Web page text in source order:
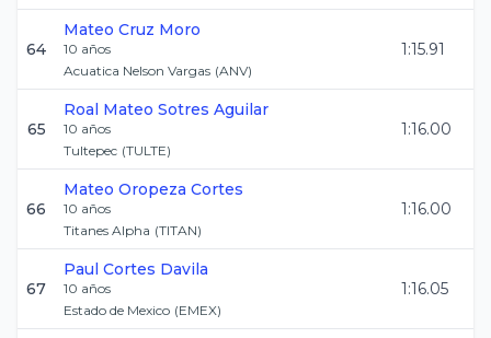
64
Mateo Cruz Moro
10 años
Acuatica Nelson Vargas (ANV)
1:15.91
65
Roal Mateo Sotres Aguilar
10 años
Tultepec (TULTE)
1:16.00
66
Mateo Oropeza Cortes
10 años
Titanes Alpha (TITAN)
1:16.00
67
Paul Cortes Davila
10 años
Estado de Mexico (EMEX)
1:16.05